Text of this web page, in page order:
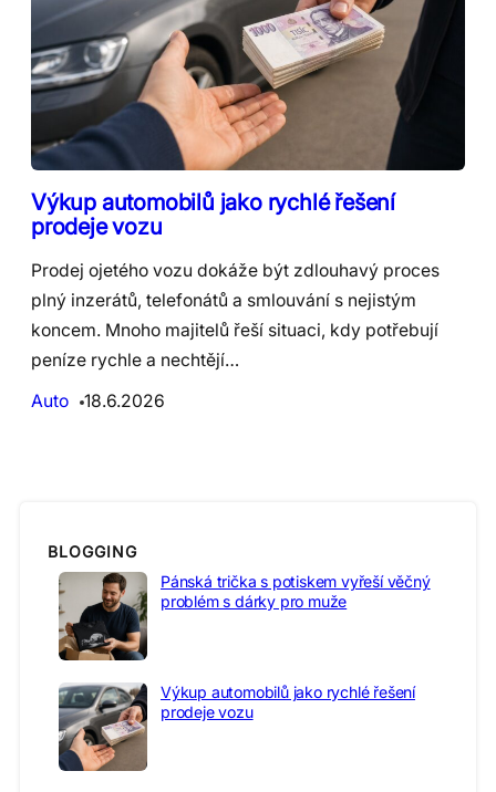
Výkup automobilů jako rychlé řešení
prodeje vozu
Prodej ojetého vozu dokáže být zdlouhavý proces
plný inzerátů, telefonátů a smlouvání s nejistým
koncem. Mnoho majitelů řeší situaci, kdy potřebují
peníze rychle a nechtějí…
Auto
18.6.2026
BLOGGING
Pánská trička s potiskem vyřeší věčný
problém s dárky pro muže
Výkup automobilů jako rychlé řešení
prodeje vozu